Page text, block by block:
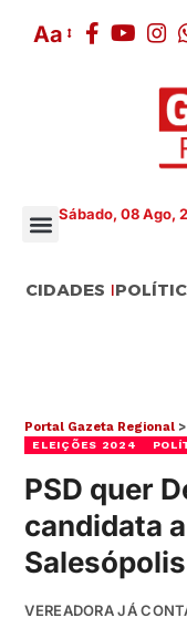
Aa
Sábado, 08 Ago,
CIDADES
Portal Gazeta Regional >
ELEIÇÕES 2024
PSD quer
candidata
Salesópolis
VEREADORA JÁ